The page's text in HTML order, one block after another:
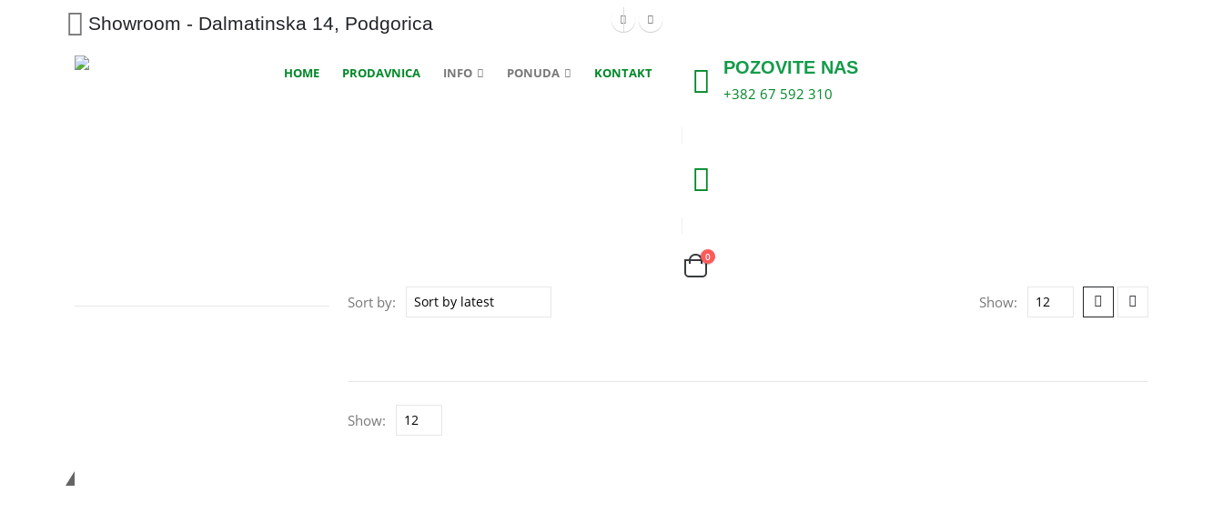
Showroom - Dalmatinska 14, Podgorica
HOME PRODAVNICA INFO PONUDA KONTAKT POZOVITE NAS
+382 67 592 310
0
Sort by: Show:
Show: